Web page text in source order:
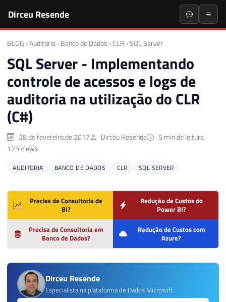
Dirceu Resende
BLOG ›Auditoria › Banco de Dados › CLR ›SQL Server
SQL Server - Implementando
controle de acessos e logs de
auditoria na utilização do CLR
(C#)
28 de fevereiro de 2017 Dirceu Resende
5 min de leitura
173 views
AUDITORIA BANCO DE DADOS CLR SQL SERVER
Precisa de Consultoria de
BI?
Redução de Custos do
Power BI?
Precisa de Consultoria em
Banco de Dados?
Redução de Custos com
Azure?
Dirceu Resende
Especialista na plataforma de Dados Microsoft